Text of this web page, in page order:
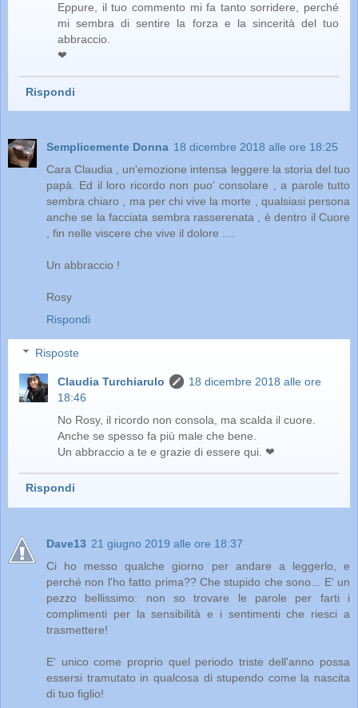
Eppure, il tuo commento mi fa tanto sorridere, perché
mi sembra di sentire la forza e la sincerità del tuo
abbraccio.
❤
Rispondi
Semplicemente Donna 18 dicembre 2018 alle ore 18:25
Cara Claudia , un'emozione intensa leggere la storia del tuo
papà. Ed il loro ricordo non puo' consolare , a parole tutto
sembra chiaro , ma per chi vive la morte , qualsiasi persona
anche se la facciata sembra rasserenata , è dentro il Cuore
, fin nelle viscere che vive il dolore ....
Un abbraccio !
Rosy
Rispondi
Risposte
Claudia Turchiarulo
18 dicembre 2018 alle ore
18:46
No Rosy, il ricordo non consola, ma scalda il cuore.
Anche se spesso fa più male che bene.
Un abbraccio a te e grazie di essere qui. ❤
Rispondi
Dave13 21 giugno 2019 alle ore 18:37
Ci ho messo qualche giorno per andare a leggerlo, e
perché non l'ho fatto prima?? Che stupido che sono... E' un
pezzo bellissimo: non so trovare le parole per farti i
complimenti per la sensibilità e i sentimenti che riesci a
trasmettere!
E' unico come proprio quel periodo triste dell'anno possa
essersi tramutato in qualcosa di stupendo come la nascita
di tuo figlio!